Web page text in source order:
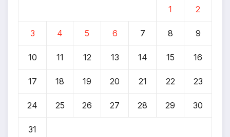
1 2
3 4 5 6 7 8 9
10 11 12 13 14 15 16
17 18 19 20 21 22 23
24 25 26 27 28 29 30
31